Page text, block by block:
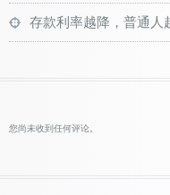
存款利率越降，普通人
您尚未收到任何评论。